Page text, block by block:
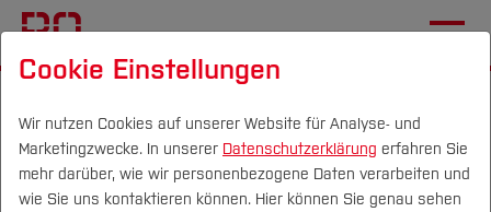
Übersicht
Menü aufklappen
Cookie Einstellungen
Wir nutzen Cookies auf unserer Website für Analyse- und
Marketingzwecke. In unserer Datenschutzerklärung erfahren Sie
mehr darüber, wie wir personenbezogene Daten verarbeiten und
wie Sie uns kontaktieren können. Hier können Sie genau sehen